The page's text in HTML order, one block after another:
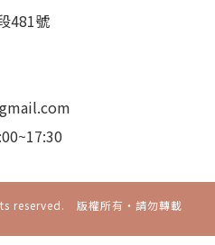
481號
reserved. 版權所有‧請勿轉載